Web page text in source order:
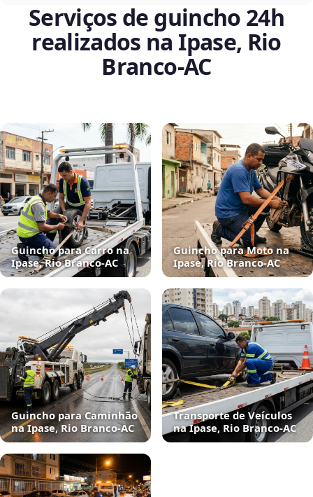
Serviços de guincho 24h
realizados na Ipase, Rio
Branco‑AC
Guincho para Carro na
Ipase, Rio Branco‑AC
Guincho para Moto na
Ipase, Rio Branco‑AC
Guincho para Caminhão
na Ipase, Rio Branco‑AC
Transporte de Veículos
na Ipase, Rio Branco‑AC